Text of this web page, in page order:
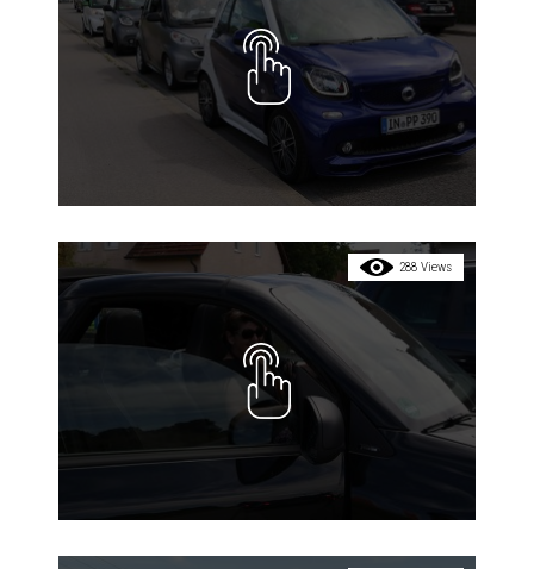
288 Views